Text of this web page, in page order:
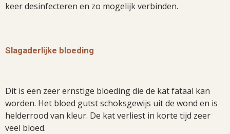
keer desinfecteren en zo mogelijk verbinden.
Slagaderlijke bloeding
Dit is een zeer ernstige bloeding die de kat fataal kan
worden. Het bloed gutst schoksgewijs uit de wond en is
helderrood van kleur. De kat verliest in korte tijd zeer
veel bloed.